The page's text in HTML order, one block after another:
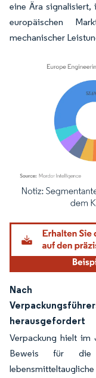
eine Ära signalisiert,
europäischen
mechanischer
Bild © Mordor
Nach
herausgefordert
Verpackung hielt im
Beweis für die